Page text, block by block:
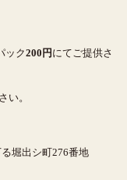
ック200円 にてご提供さ
い。
堀出シ町276番地